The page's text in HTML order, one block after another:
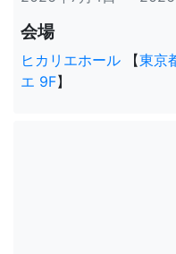
会場
ヒカリエホール 【東京
エ 9F】